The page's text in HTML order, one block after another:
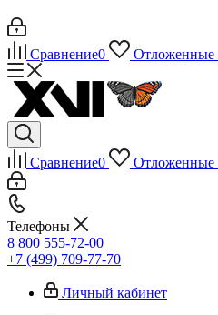
Сравнение0 Отложенные
Сравнение0 Отложенные
Телефоны
8 800 555-72-00
+7 (499) 709-77-70
Личный кабинет